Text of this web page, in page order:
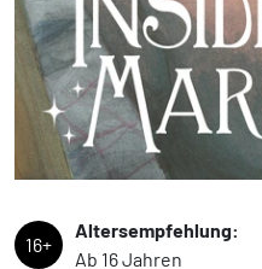
16+
Altersempfehlung:
Ab 16 Jahren